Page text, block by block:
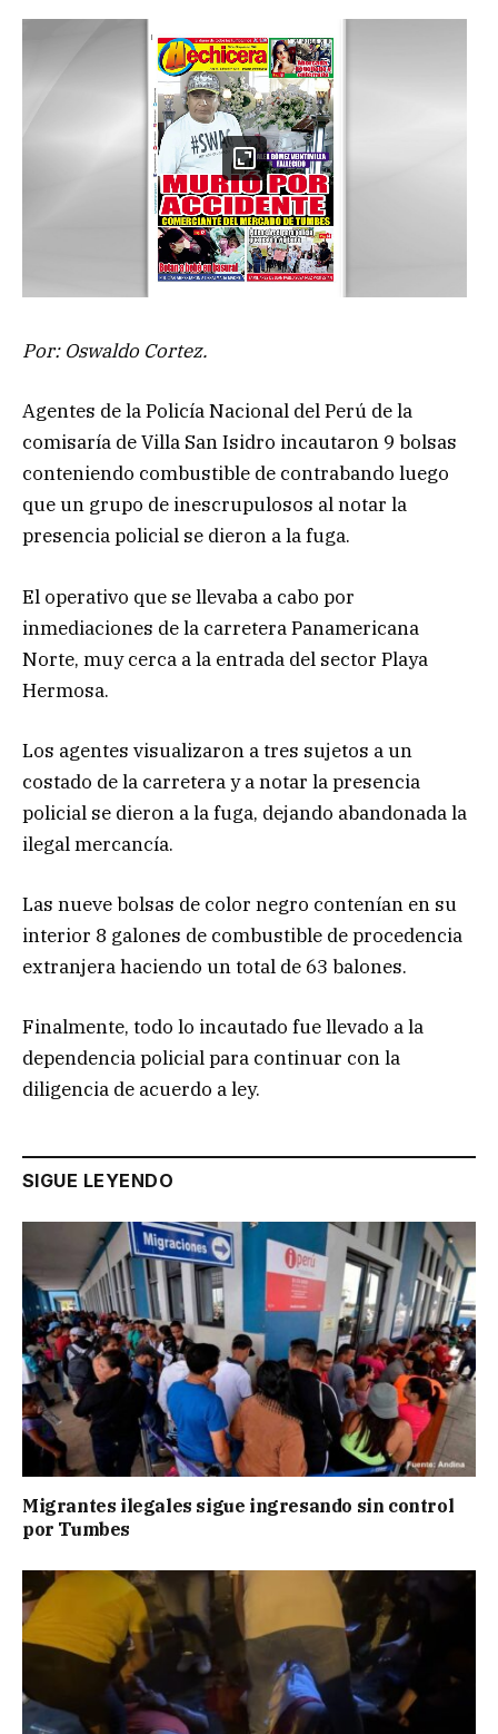
Por: Oswaldo Cortez.
Agentes de la Policía Nacional del Perú de la
comisaría de Villa San Isidro incautaron 9 bolsas
conteniendo combustible de contrabando luego
que un grupo de inescrupulosos al notar la
presencia policial se dieron a la fuga.
El operativo que se llevaba a cabo por
inmediaciones de la carretera Panamericana
Norte, muy cerca a la entrada del sector Playa
Hermosa.
Los agentes visualizaron a tres sujetos a un
costado de la carretera y a notar la presencia
policial se dieron a la fuga, dejando abandonada la
ilegal mercancía.
Las nueve bolsas de color negro contenían en su
interior 8 galones de combustible de procedencia
extranjera haciendo un total de 63 balones.
Finalmente, todo lo incautado fue llevado a la
dependencia policial para continuar con la
diligencia de acuerdo a ley.
SIGUE LEYENDO
Migrantes ilegales sigue ingresando sin control
por Tumbes